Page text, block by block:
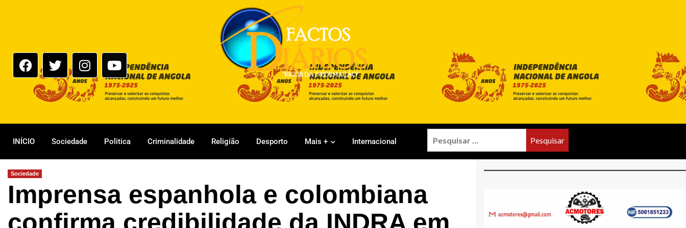
INÍCIO Sociedade Politica Criminalidade Religião Desporto Mais + Internacional
Sociedade
Imprensa espanhola e colombiana